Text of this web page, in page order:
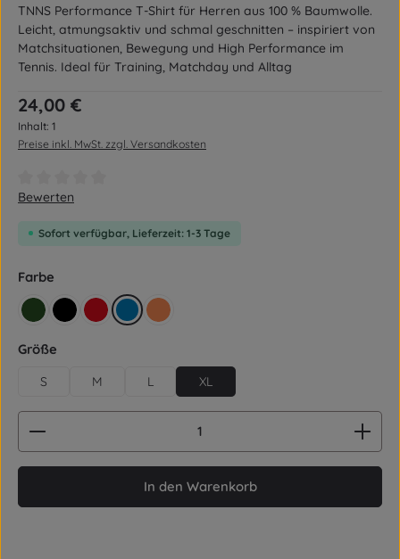
TNNS Performance T-Shirt für Herren aus 100 % Baumwolle.
Leicht, atmungsaktiv und schmal geschnitten – inspiriert von
Matchsituationen, Bewegung und High Performance im
Tennis. Ideal für Training, Matchday und Alltag
Regulärer Preis:
24,00 €
Inhalt: 1
Preise inkl. MwSt. zzgl. Versandkosten
Durchschnittliche Bewertung von 0 von 5 Sternen
Bewerten
Sofort verfügbar, Lieferzeit: 1-3 Tage
Farbe
retro grün
schwarz
rot blau orange
Größe
S M L XL
Produkt Anzahl: Gib den gewünschten Wert
In den Warenkorb